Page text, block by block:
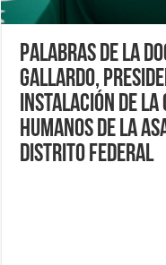
Palabras de la
Gallardo,
instalación de la
Humanos de la
Distrito Federal